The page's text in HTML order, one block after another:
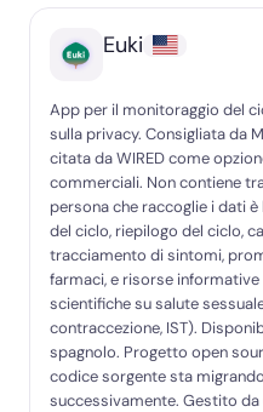
Euki
App per il monitoraggio del
sulla privacy. Consigliata da
citata da WIRED come
commerciali. Non contiene
persona che raccoglie i dati
del ciclo, riepilogo del ciclo,
tracciamento di sintomi,
farmaci, e risorse
scientifiche su salute
contraccezione, IST).
spagnolo. Progetto open
codice sorgente sta
successivamente. Gestito